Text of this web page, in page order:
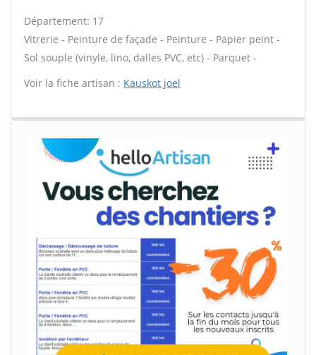
Département: 17
Vitrerie - Peinture de façade - Peinture - Papier peint -
Sol souple (vinyle, lino, dalles PVC, etc) - Parquet -
Voir la fiche artisan : Kauskot joel